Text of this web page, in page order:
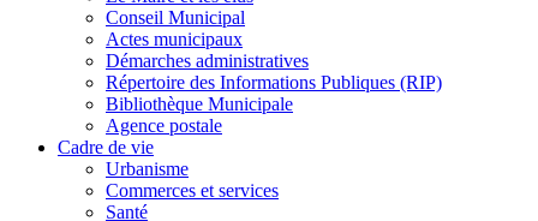
Conseil Municipal
Actes municipaux
Démarches administratives
Répertoire des Informations Publiques (RIP)
Bibliothèque Municipale
Agence postale
Cadre de vie
Urbanisme
Commerces et services
Santé